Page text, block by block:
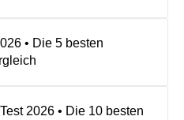
• Die 5 besten
2026 • Die 10 besten